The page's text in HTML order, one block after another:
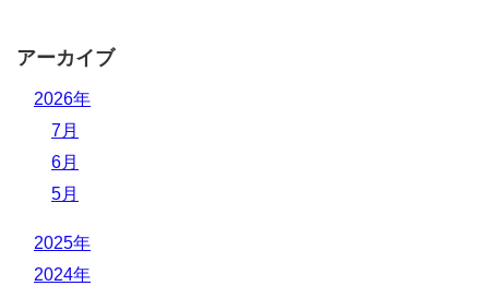
アーカイブ
2026年
7月
6月
5月
2025年
2024年